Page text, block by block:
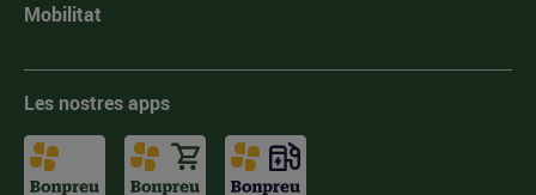
Mobilitat
Les nostres apps